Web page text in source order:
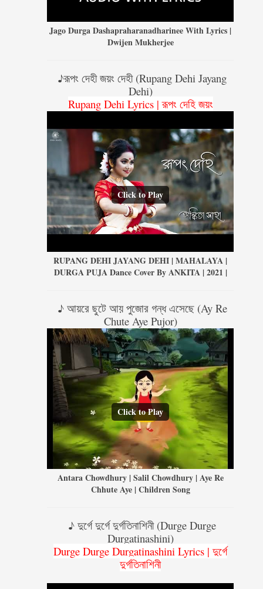
Jago Durga Dashapraharanadharinee With Lyrics |
Dwijen Mukherjee
♪রূপং দেহী জয়ং দেহী (Rupang Dehi Jayang
Dehi)
Rupang Dehi Lyrics | রূপং দেহি জয়ং
Click to Play
RUPANG DEHI JAYANG DEHI | MAHALAYA |
DURGA PUJA Dance Cover By ANKITA | 2021 |
♪ আয়রে ছুটে আয় পুজোর গন্ধ এসেছে (Ay Re
Chute Aye Pujor)
Click to Play
Antara Chowdhury | Salil Chowdhury | Aye Re
Chhute Aye | Children Song
♪ দুর্গে দুর্গে দুর্গতিনাশিনী (Durge Durge
Durgatinashini)
Durge Durge Durgatinashini Lyrics | দুর্গে
দুর্গতিনাশিনী